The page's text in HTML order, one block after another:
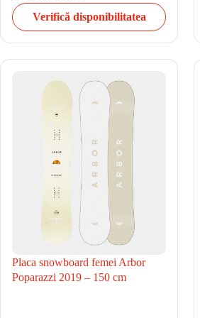
Verifică disponibilitatea
Placa snowboard femei Arbor
Poparazzi 2019 – 150 cm